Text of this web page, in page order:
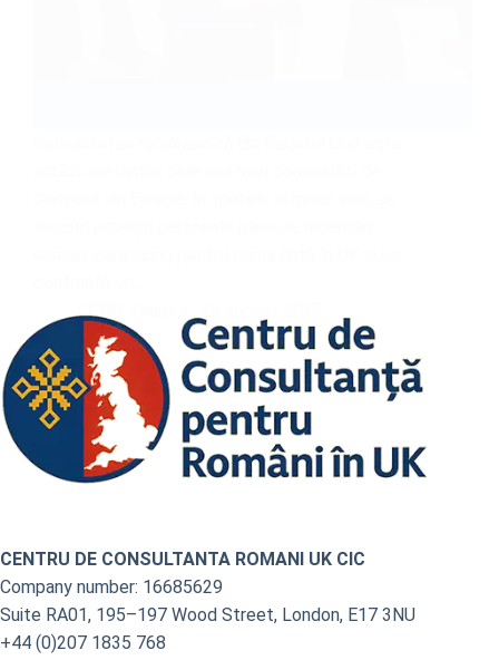
CCRO Team
CENTRU DE CONSULTANTA ROMANI UK CIC
Company number: 16685629
Suite RA01, 195–197 Wood Street, London, E17 3NU
+44 (0)207 1835 768